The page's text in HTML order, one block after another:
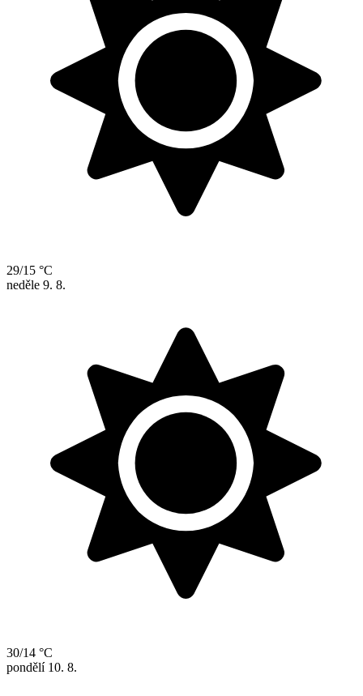
29/15 °C
neděle 9. 8.
30/14 °C
pondělí 10. 8.